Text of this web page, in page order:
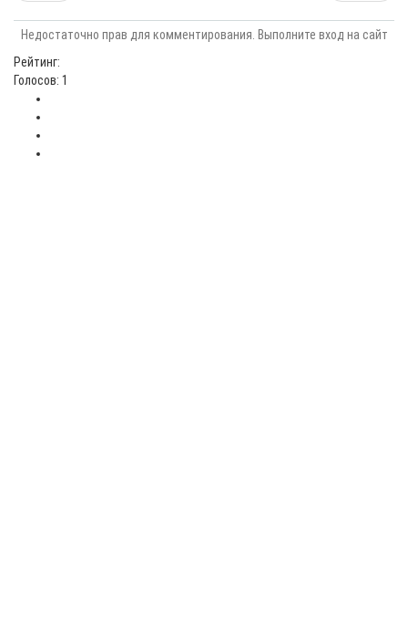
Недостаточно прав для комментирования. Выполните вход на сайт
Рейтинг:
Голосов: 1